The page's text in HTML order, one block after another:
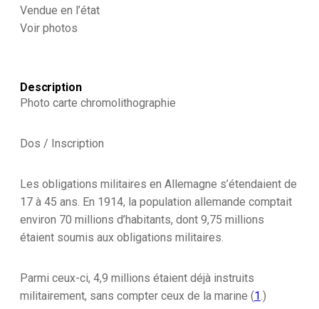
Hurra,
II
-
/
1908
Service
Militaire
-
Heimat
-
1909
Vendue en l’état
Voir photos
Description
Photo carte chromolithographie
Dos / Inscription
Les obligations militaires en Allemagne s’étendaient de
17 à 45 ans. En 1914, la population allemande comptait
environ 70 millions d’habitants, dont 9,75 millions
étaient soumis aux obligations militaires.
Parmi ceux-ci, 4,9 millions étaient déjà instruits
militairement, sans compter ceux de la marine (1 .)